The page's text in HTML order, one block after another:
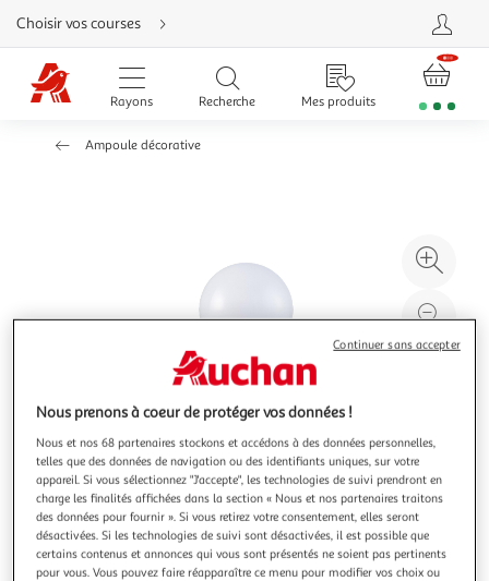
Aller
directement
au
contenu
Aller
directement
Aller
Choisir vos courses
Rayons Recherche Mes produits
Ampoule décorative
à
Illustration
précédente
Illustration
suivante
Nous prenons à coeur de protéger vos données !
Nous et nos 68 partenaires stockons et accédons à des données personnelles,
telles que des données de navigation ou des identifiants uniques, sur votre
appareil. Si vous sélectionnez "J'accepte", les technologies de suivi prendront en
charge les finalités affichées dans la section « Nous et nos partenaires traitons
des données pour fournir ». Si vous retirez votre consentement, elles seront
désactivées. Si les technologies de suivi sont désactivées, il est possible que
certains contenus et annonces qui vous sont présentés ne soient pas pertinents
pour vous. Vous pouvez faire réapparaître ce menu pour modifier vos choix ou
Continuer sans accepter